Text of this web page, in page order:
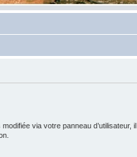
via votre panneau d’utilisateur, il